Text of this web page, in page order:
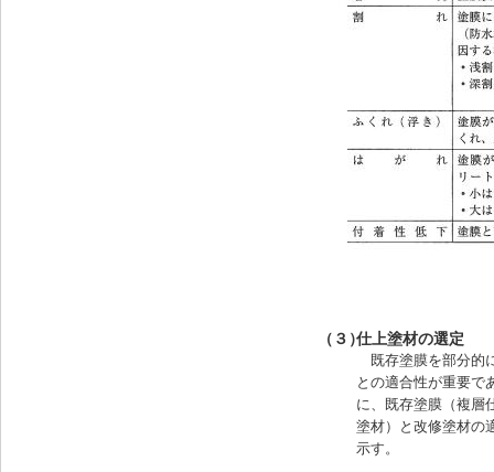
（３）仕上塗材の選定
既存塗膜を部分的
との適合性が重要で
に、既存塗膜（複層
塗材）と改修塗材の
示す。